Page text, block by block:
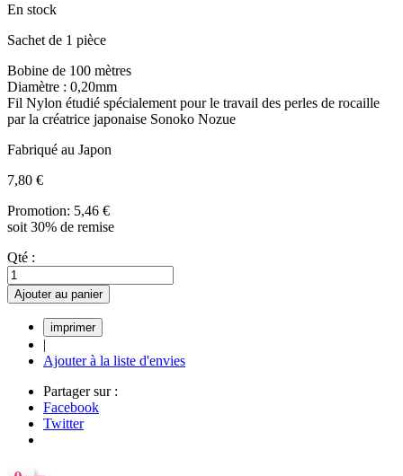
En stock
Sachet de 1 pièce
Bobine de 100 mètres
Diamètre : 0,20mm
Fil Nylon étudié spécialement pour le travail des perles de rocaille
par la créatrice japonaise Sonoko Nozue
Fabriqué au Japon
7,80 €
Promotion: 5,46 €
soit 30% de remise
Qté :
Ajouter au panier
|
Ajouter à la liste d'envies
Partager sur :
Facebook
Twitter